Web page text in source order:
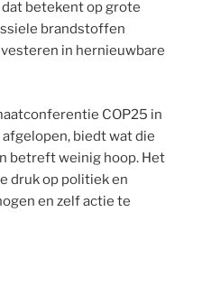
betekent op grote
brandstoffen
in hernieuwbare
COP25 in
biedt wat die
betreft weinig hoop. Het
druk op politiek en
en zelf actie te